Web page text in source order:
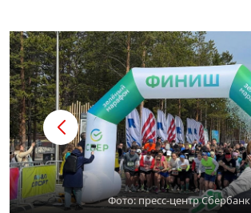
Фото: пресс-центр Сбербанк